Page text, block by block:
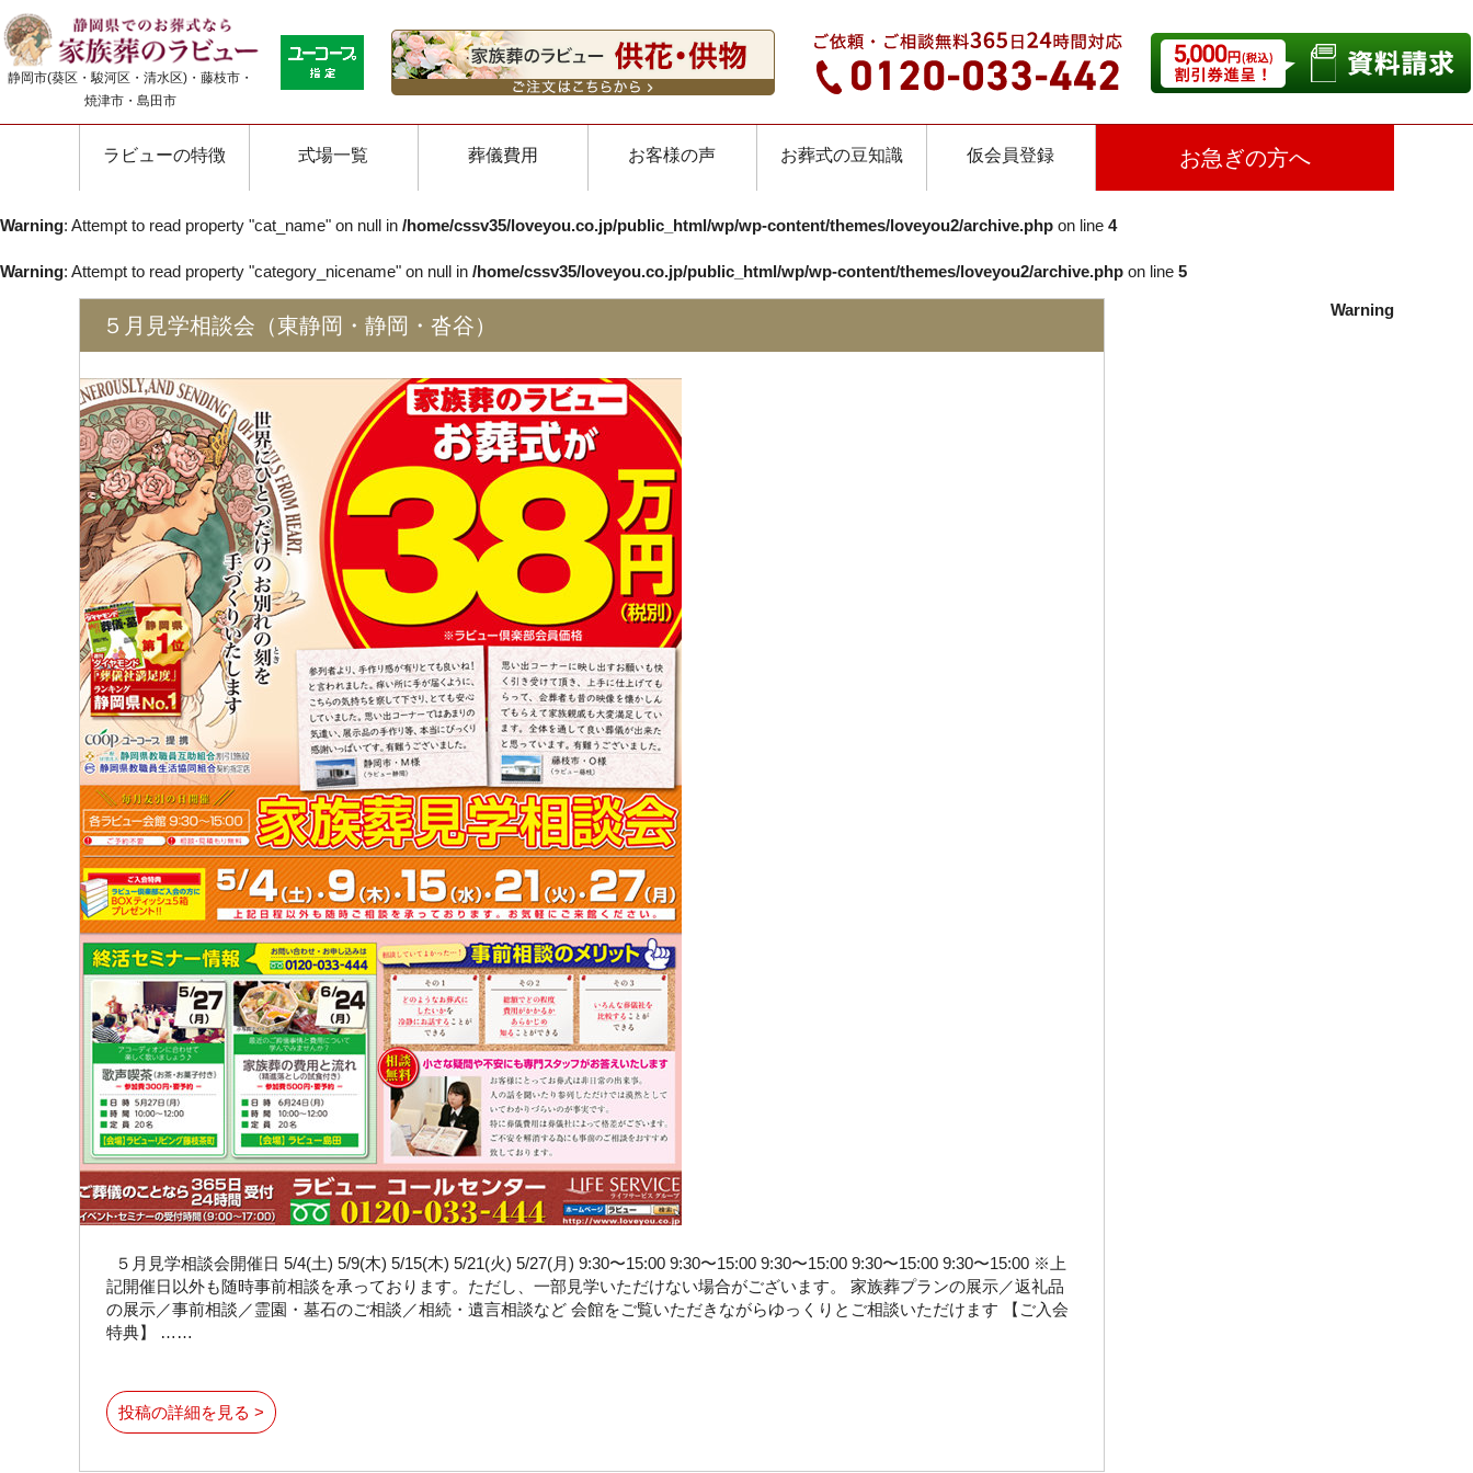
静岡市(葵区・駿河区・清水区)・藤枝市・
焼津市・島田市
ラビューの特徴 式場一覧 葬儀費用 お客様の声 お葬式の豆知識 仮会員登録 お急ぎの方へ
Warning: Attempt to read property "cat_name" on null in /home/cssv35/loveyou.co.jp/public_html/wp/wp-content/themes/loveyou2/archive.php on line 4
Warning: Attempt to read property "category_nicename" on null in /home/cssv35/loveyou.co.jp/public_html/wp/wp-content/themes/loveyou2/archive.php on line 5
５月見学相談会（東静岡・静岡・沓谷）
５月見学相談会開催日 5/4(土) 5/9(木) 5/15(木) 5/21(火) 5/27(月) 9:30〜15:00 9:30〜15:00 9:30〜15:00 9:30〜15:00 9:30〜15:00 ※上
記開催日以外も随時事前相談を承っております。ただし、一部見学いただけない場合がございます。 家族葬プランの展示／返礼品
の展示／事前相談／霊園・墓石のご相談／相続・遺言相談など 会館をご覧いただきながらゆっくりとご相談いただけます 【ご入会
特典】 ……
投稿の詳細を見る >
Warning